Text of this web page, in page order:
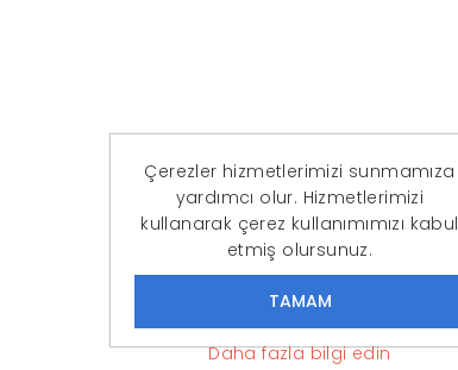
Çerezler hizmetlerimizi sunmamıza
yardımcı olur. Hizmetlerimizi
kullanarak çerez kullanımımızı kabul
etmiş olursunuz.
Daha fazla bilgi edin